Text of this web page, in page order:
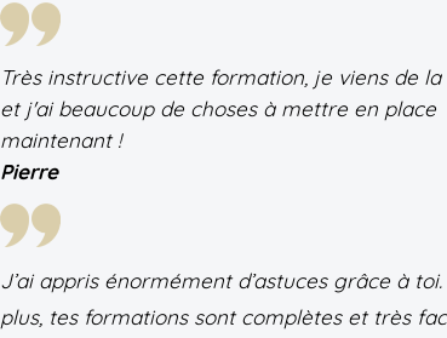
Très instructive cette formation, je viens de la
et j'ai beaucoup de choses à mettre en place
maintenant !
Pierre
J’ai appris énormément d’astuces grâce à toi.
plus, tes formations sont complètes et très